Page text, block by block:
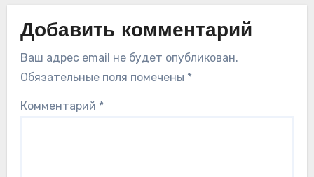
Добавить комментарий
Ваш адрес email не будет опубликован.
Обязательные поля помечены *
Комментарий *